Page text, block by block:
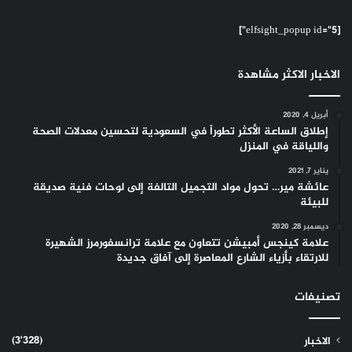
[elfsight_popup id="5"]
الاخبار الاكثر مشاهدة
أبريل 4, 2020
إطلاق الساعة الأكثر تطوراً في السعودية لتحسين معدلات الصحة
واللياقة في المنزل
يناير 7, 2021
عائشة مير… تحول مواد التجميل التالفة إلى لوحات فنية صديقة
للبيئة
ديسمبر 28, 2020
علامة كينجس أمبيشن تتعاون مع علامة ترانسفورمرز الشهيرة
للارتقاء بأزياء الشارع المعاصرة إلى آفاق جديدة
تصنيفات
الاخبار
(3٬328)